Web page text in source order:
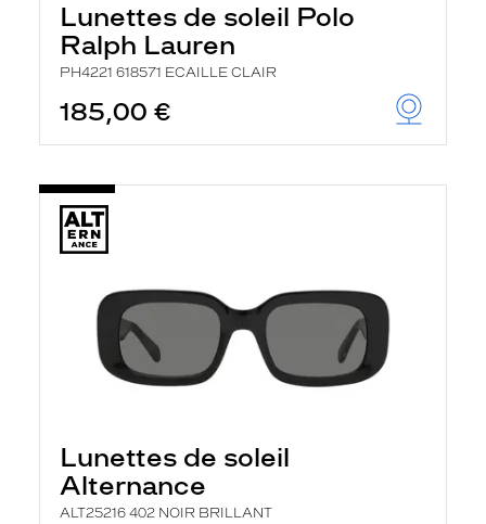
Lunettes de soleil Polo
Ralph Lauren
PH4221 618571 ECAILLE CLAIR
185,00 €
Lunettes de soleil
Alternance
ALT25216 402 NOIR BRILLANT